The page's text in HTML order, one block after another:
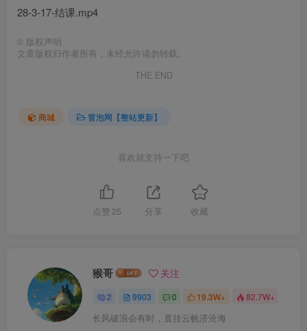
28-3-17-结课.mp4
© 版权声明
文章版权归作者所有，未经允许请勿转载。
THE END
商城 冒泡网【整站更新】
喜欢就支持一下吧
点赞 25 分享 收藏
猴哥 关注
2 9903 0 19.3W+ 82.7W+
长风破浪会有时，直挂云帆济沧海